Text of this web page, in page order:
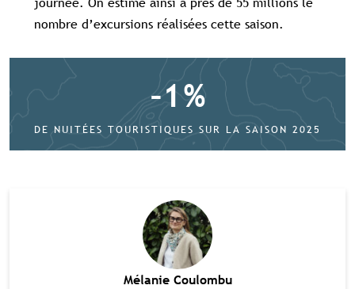
nombre d’excursions réalisées cette saison.
–1 %
DE NUITÉES TOURISTIQUES SUR LA SAISON 2025
Mélanie Coulombu
Contenu réservé aux abonné(e)s
premium
Souscrivez à l'abonnement et accédez à
tous nos contenus exclusifs